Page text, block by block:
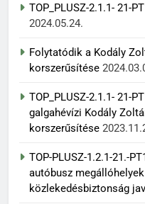
TOP_PLUSZ-2.1.1- 21-
2024.05.24.
Folytatódik a Kodály
korszerűsítése
TOP_PLUSZ-2.1.1- 21-
galgahévízi Kodály
korszerűsítése
TOP-PLUSZ-1.2.1-21.-
autóbusz
közlekedésbiztonság